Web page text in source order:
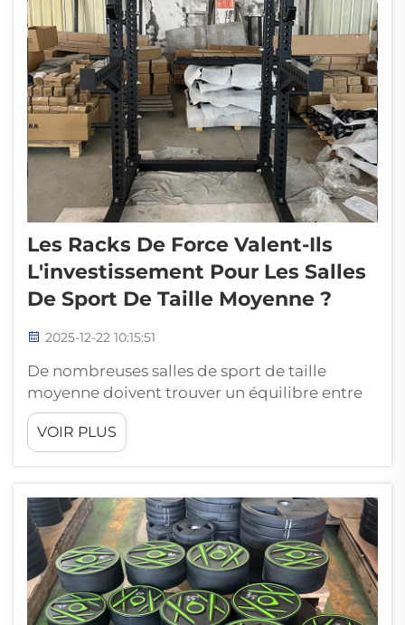
Les Racks De Force Valent-Ils
L'investissement Pour Les Salles
De Sport De Taille Moyenne ?
2025-12-22 10:15:51
De nombreuses salles de sport de taille
moyenne doivent trouver un équilibre entre
le maintien de la satisfaction des membres et
une efficacité opérationnelle, ce qui fait que
le choix du matériel de fitness à acheter
importantes. À cet égard, les racks de force
ont consolidé leur position en tant que...
VOIR PLUS